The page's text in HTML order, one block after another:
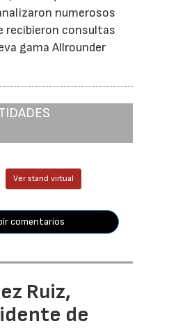
numerosos
recibieron consultas
gama Allrounder
Ver stand virtual
comentarios
Ruiz,
de